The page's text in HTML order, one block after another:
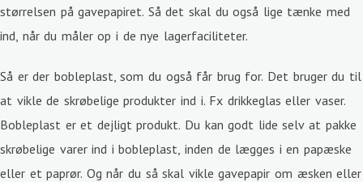
størrelsen på gavepapiret. Så det skal du også lige tænke med
ind, når du måler op i de nye lagerfaciliteter.
Så er der bobleplast, som du også får brug for. Det bruger du til
at vikle de skrøbelige produkter ind i. Fx drikkeglas eller vaser.
Bobleplast er et dejligt produkt. Du kan godt lide selv at pakke
skrøbelige varer ind i bobleplast, inden de lægges i en papæske
eller et paprør. Og når du så skal vikle gavepapir om æsken eller